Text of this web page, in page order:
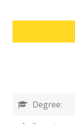
Degree: